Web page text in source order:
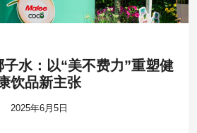
水：以“美不费力”重塑健
饮品新主张
2025年6月5日